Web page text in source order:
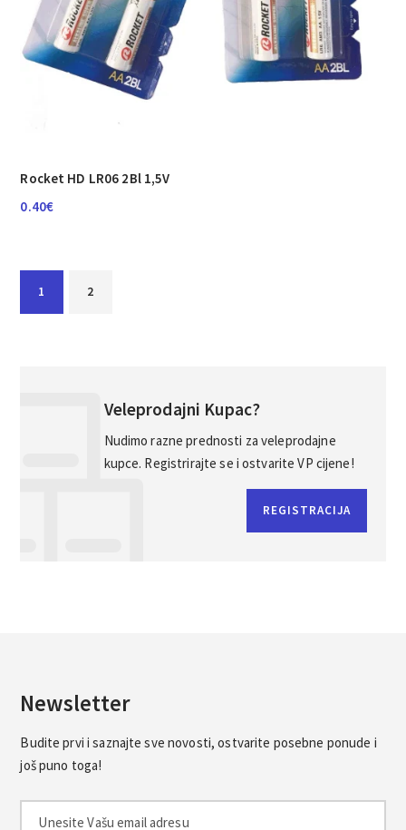
Rocket HD LR06 2Bl 1,5V
0.40€
1 2
Veleprodajni Kupac?
Nudimo razne prednosti za veleprodajne
kupce. Registrirajte se i ostvarite VP cijene!
REGISTRACIJA
Newsletter
Budite prvi i saznajte sve novosti, ostvarite posebne ponude i
još puno toga!